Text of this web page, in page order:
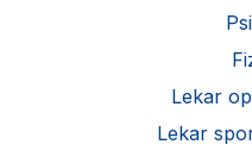
Lekar
Lekar